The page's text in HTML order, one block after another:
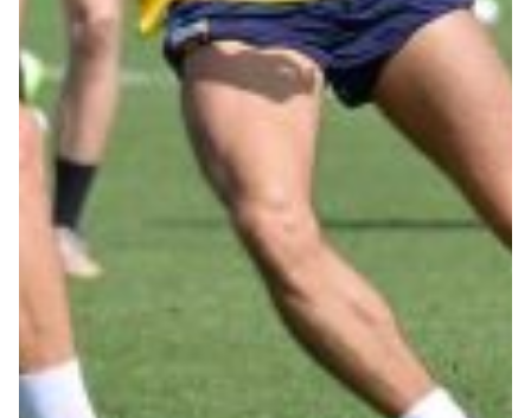
Summer Sale
Mare
Accessori
Outlet
Helan x Genoa
Isolani x Genoa